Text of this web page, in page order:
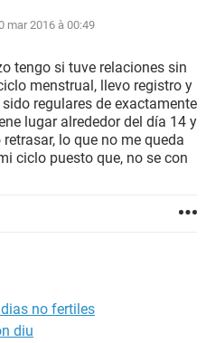
mar 2016 à 00:49
tengo si tuve relaciones sin
menstrual, llevo registro y
regulares de exactamente
lugar alrededor del día 14 y
lo que no me queda
ciclo puesto que, no se con
no fertiles
diu